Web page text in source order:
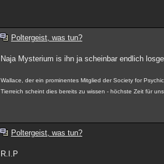
Poltergeist, was tun?
Naja Mysterium is ihn ja scheinbar endlich
Wallace, der ein prominentes Mitglied der Society for
Tierreich scheint dies bereits zu wissen - höchste Zeit für
Poltergeist, was tun?
R.I.P